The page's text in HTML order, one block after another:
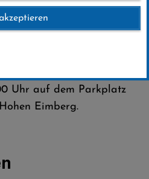
2025
Uhr auf dem Parkplatz
Eimberg.